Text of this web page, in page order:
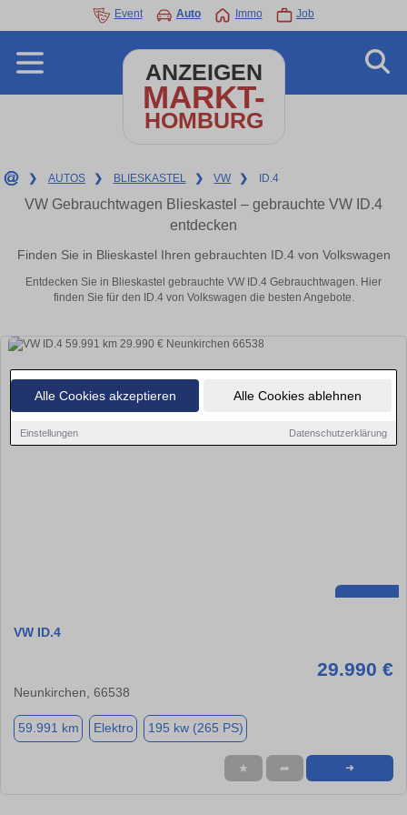
Alle Cookies akzeptieren Alle Cookies ablehnen
Einstellungen Datenschutzerklärung
Event Auto Immo Job
ANZEIGEN
MARKT-
HOMBURG
❯ AUTOS ❯ BLIESKASTEL ❯ VW ❯ ID.4
VW Gebrauchtwagen Blieskastel – gebrauchte VW ID.4
entdecken
Finden Sie in Blieskastel Ihren gebrauchten ID.4 von Volkswagen
Entdecken Sie in Blieskastel gebrauchte VW ID.4 Gebrauchtwagen. Hier
finden Sie für den ID.4 von Volkswagen die besten Angebote.
VW ID.4
29.990 €
Neunkirchen, 66538
59.991 km Elektro 195 kw (265 PS)
★ ➦ ➜